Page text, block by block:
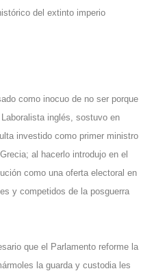
del extinto imperio
como inocuo de no ser porque
inglés, sostuvo en
investido como primer ministro
al hacerlo introdujo en el
como una oferta electoral en
y competidos de la posguerra
que el Parlamento reforme la
la guarda y custodia les